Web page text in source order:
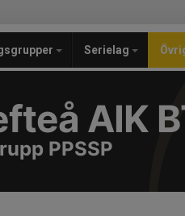
Serielag
AIK
PPSSP